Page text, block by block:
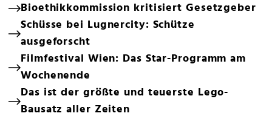
Bioethikkommission kritisiert Gesetzgeber
Schüsse bei Lugnercity: Schütze
ausgeforscht
Filmfestival Wien: Das Star-Programm am
Wochenende
Das ist der größte und teuerste Lego-
Bausatz aller Zeiten